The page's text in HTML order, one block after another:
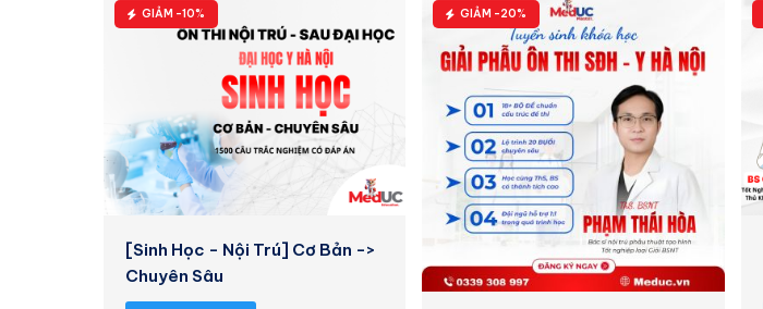
GIẢM -10%
[Sinh Học - Nội Trú] Cơ Bản ->
Chuyên Sâu
GIẢM -20%